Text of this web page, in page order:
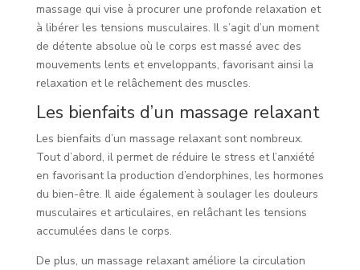
massage qui vise à procurer une profonde relaxation et
à libérer les tensions musculaires. Il s’agit d’un moment
de détente absolue où le corps est massé avec des
mouvements lents et enveloppants, favorisant ainsi la
relaxation et le relâchement des muscles.
Les bienfaits d’un massage relaxant
Les bienfaits d’un massage relaxant sont nombreux.
Tout d’abord, il permet de réduire le stress et l’anxiété
en favorisant la production d’endorphines, les hormones
du bien-être. Il aide également à soulager les douleurs
musculaires et articulaires, en relâchant les tensions
accumulées dans le corps.
De plus, un massage relaxant améliore la circulation